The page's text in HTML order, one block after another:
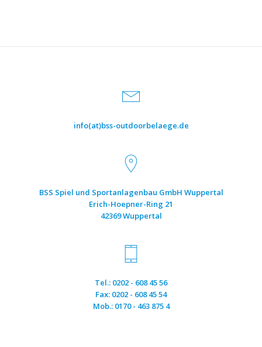
info(at)bss-outdoorbelaege.de
BSS Spiel und Sportanlagenbau GmbH Wuppertal
Erich-Hoepner-Ring 21
42369 Wuppertal
Tel.: 0202 - 608 45 56
Fax: 0202 - 608 45 54
Mob.: 0170 - 463 875 4